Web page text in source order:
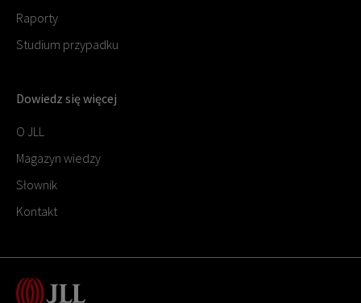
Raporty
Studium przypadku
Dowiedz się więcej
O JLL
Magazyn wiedzy
Słownik
Kontakt